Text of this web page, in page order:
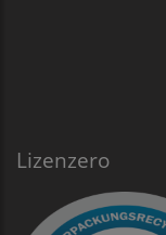
Lizenzero